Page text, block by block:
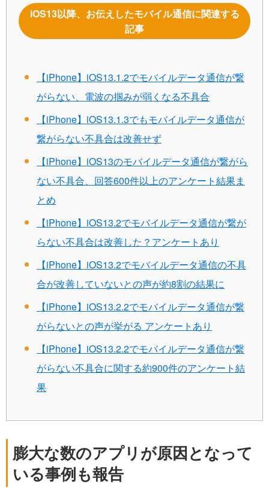
iOS13以降、お伝えしたモバイル通信に関連する
記事
【iPhone】iOS13.1.2でモバイルデータ通信が繋
がらない、電波の掴みが弱くなる不具合
【iPhone】iOS13.1.3でもモバイルデータ通信が
繋がらない不具合は改善せず
【iPhone】iOS13のモバイルデータ通信が繋がら
ない不具合、回答600件以上のアンケート結果ま
とめ
【iPhone】iOS13.2でモバイルデータ通信が繋が
らない不具合は改善した？アンケートあり
【iPhone】iOS13.2でモバイルデータ通信の不具
合が改善していないとの声が約8割の結果に
【iPhone】iOS13.2.2でモバイルデータ通信が繋
がらないとの声が挙がる アンケートあり
【iPhone】iOS13.2.2でモバイルデータ通信が繋
がらない不具合に関する約900件のアンケート結
果
膨大な数のアプリが原因となって
いる事例も報告